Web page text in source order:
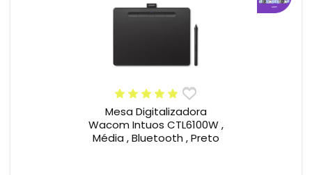
Mesa Digitalizadora
Wacom Intuos CTL6100W ,
Média , Bluetooth , Preto